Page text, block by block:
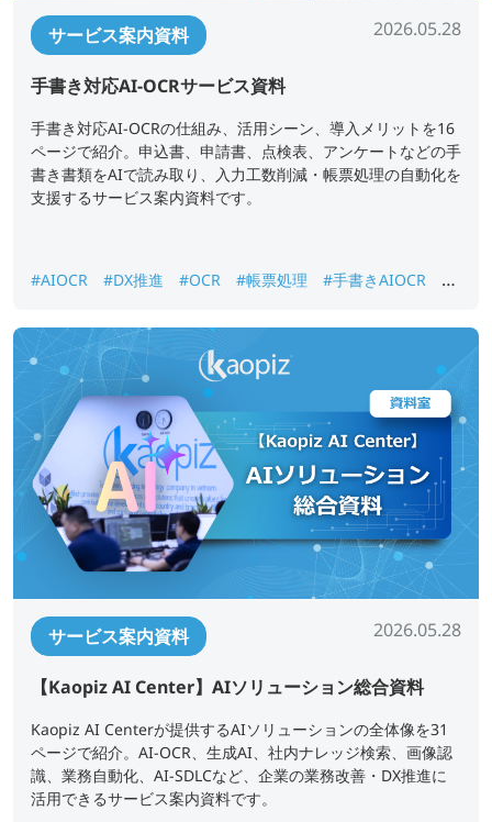
サービス案内資料 2026.05.28
手書き対応AI-OCRサービス資料
手書き対応AI-OCRの仕組み、活用シーン、導入メリットを16
ページで紹介。申込書、申請書、点検表、アンケートなどの手
書き書類をAIで読み取り、入力工数削減・帳票処理の自動化を
支援するサービス案内資料です。
#AIOCR #DX推進 #OCR #帳票処理 #手書きAIOCR
#
サービス案内資料 2026.05.28
【Kaopiz AI Center】AIソリューション総合資料
Kaopiz AI Centerが提供するAIソリューションの全体像を31
ページで紹介。AI-OCR、生成AI、社内ナレッジ検索、画像認
識、業務自動化、AI-SDLCなど、企業の業務改善・DX推進に
活用できるサービス案内資料です。